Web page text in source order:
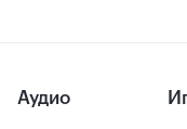
Аудио